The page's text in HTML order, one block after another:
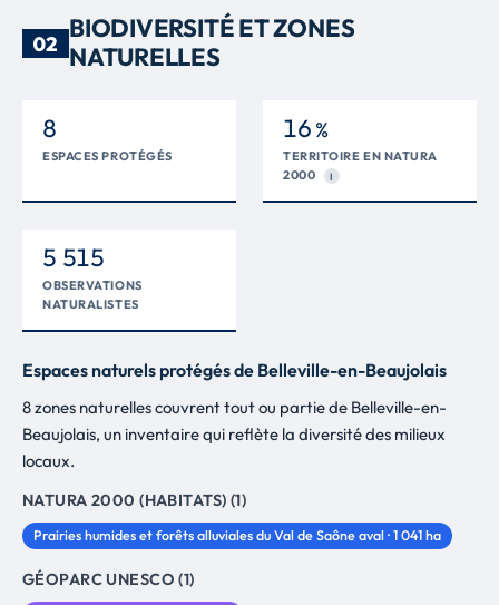
02
BIODIVERSITÉ ET ZONES
NATURELLES
8
ESPACES PROTÉGÉS
16 %
TERRITOIRE EN NATURA
2000
I
5 515
OBSERVATIONS
NATURALISTES
Espaces naturels protégés de Belleville-en-Beaujolais
8 zones naturelles couvrent tout ou partie de Belleville-en-
Beaujolais, un inventaire qui reflète la diversité des milieux
locaux.
NATURA 2000 (HABITATS) (1)
Prairies humides et forêts alluviales du Val de Saône aval · 1 041 ha
GÉOPARC UNESCO (1)